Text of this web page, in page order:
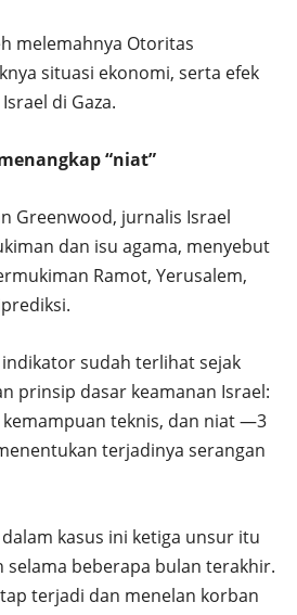
melemahnya Otoritas
situasi ekonomi, serta efek
di Gaza.
“niat”
Greenwood, jurnalis Israel
dan isu agama, menyebut
Ramot, Yerusalem,
sudah terlihat sejak
prinsip dasar keamanan Israel:
teknis, dan niat —3
terjadinya serangan
kasus ini ketiga unsur itu
selama beberapa bulan terakhir.
terjadi dan menelan korban